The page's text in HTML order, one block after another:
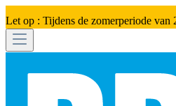
Let op : Tijdens de zomerperiode van